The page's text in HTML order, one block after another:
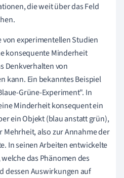
die weit über das Feld
von experimentellen Studien
konsequente Minderheit
Denkverhalten von
kann. Ein bekanntes Beispiel
Grüne-Experiment". In
Minderheit konsequent ein
ein Objekt (blau anstatt grün),
Mehrheit, also zur Annahme der
In seinen Arbeiten entwickelte
welche das Phänomen des
dessen Auswirkungen auf